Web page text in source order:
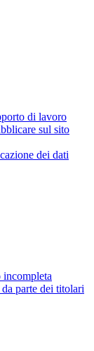
di lavoro
sul sito
dei dati
incompleta
parte dei titolari